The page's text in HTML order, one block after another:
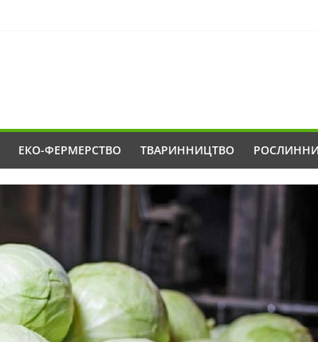
ЕКО-ФЕРМЕРСТВО ТВАРИННИЦТВО